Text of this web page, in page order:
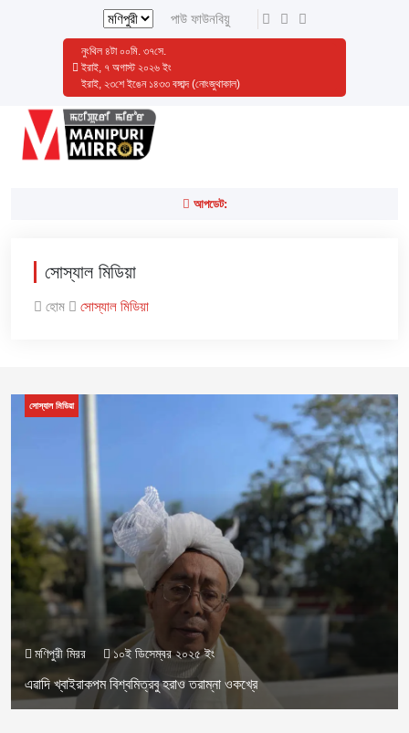
পাউ ফাউনবিয়ু
নুংথিল ৪টা০০মি. ৩৮সে.
ইরাই, ৭ অগাস্ট ২০২৬ ইং
ইরাই, ২৩শে ইঙেন ১৪৩৩ বঙ্গাব্দ (নোংজুথাকাল)
আপডেট:
সোস্যাল মিডিয়া
হোম সোস্যাল মিডিয়া
মণিপুরী মিরর ১০ই ডিসেম্বর ২০২৫ ইং
এৱাদি খ্বাইরাকপম বিশ্বমিত্রবু হরাও তরাম্না ওকখ্রে
সোস্যাল মিডিয়া